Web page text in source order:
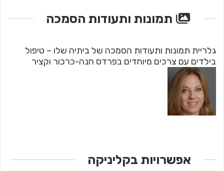
תמונות ותעודות הסמכה
גלריית תמונות ותעודות הסמכה של ביתיה שלו – טיפול
בילדים עם צרכים מיוחדים בפרדס חנה-כרכור וקציר
אפשרויות בקליניקה